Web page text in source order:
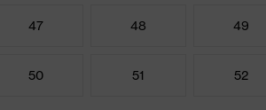
47 48 49
50 51 52